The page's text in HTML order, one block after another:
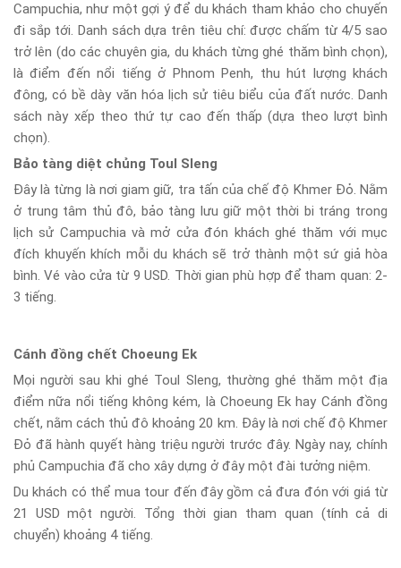
Campuchia, như một gợi ý để du khách tham khảo cho chuyến
đi sắp tới. Danh sách dựa trên tiêu chí: được chấm từ 4/5 sao
trở lên (do các chuyên gia, du khách từng ghé thăm bình chọn),
là điểm đến nổi tiếng ở Phnom Penh, thu hút lượng khách
đông, có bề dày văn hóa lịch sử tiêu biểu của đất nước. Danh
sách này xếp theo thứ tự cao đến thấp (dựa theo lượt bình
chọn).
Bảo tàng diệt chủng Toul Sleng
Đây là từng là nơi giam giữ, tra tấn của chế độ Khmer Đỏ. Nằm
ở trung tâm thủ đô, bảo tàng lưu giữ một thời bi tráng trong
lịch sử Campuchia và mở cửa đón khách ghé thăm với mục
đích khuyến khích mỗi du khách sẽ trở thành một sứ giả hòa
bình. Vé vào cửa từ 9 USD. Thời gian phù hợp để tham quan: 2-
3 tiếng.
Cánh đồng chết Choeung Ek
Mọi người sau khi ghé Toul Sleng, thường ghé thăm một địa
điểm nữa nổi tiếng không kém, là Choeung Ek hay Cánh đồng
chết, nằm cách thủ đô khoảng 20 km. Đây là nơi chế độ Khmer
Đỏ đã hành quyết hàng triệu người trước đây. Ngày nay, chính
phủ Campuchia đã cho xây dựng ở đây một đài tưởng niệm.
Du khách có thể mua tour đến đây gồm cả đưa đón với giá từ
21 USD một người. Tổng thời gian tham quan (tính cả di
chuyển) khoảng 4 tiếng.